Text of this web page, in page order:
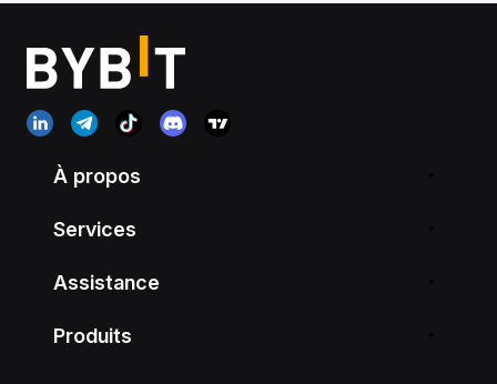
À propos
Services
Assistance
Produits